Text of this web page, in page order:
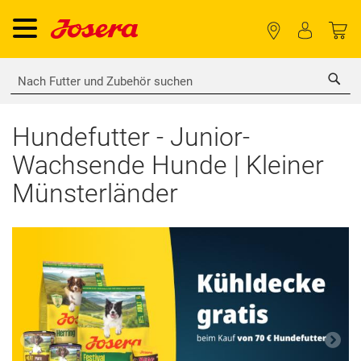
Hundefutter - Junior-
Wachsende Hunde | Kleiner
Münsterländer